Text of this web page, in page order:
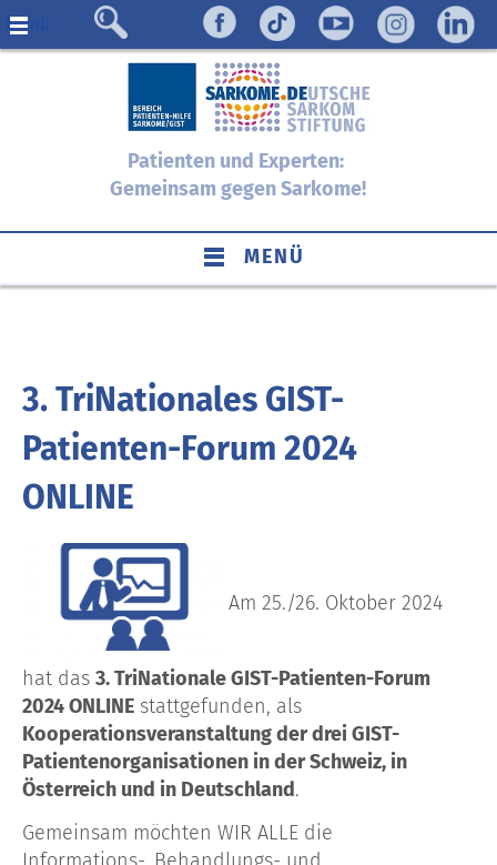
Menü
Patienten und Experten:
Gemeinsam gegen Sarkome!
MENÜ
3. TriNationales GIST-
Patienten-Forum 2024
ONLINE
Am 25./26. Oktober 2024
hat das 3. TriNationale GIST-Patienten-Forum
2024 ONLINE stattgefunden, als
Kooperationsveranstaltung der drei GIST-
Patientenorganisationen in der Schweiz, in
Österreich und in Deutschland.
Gemeinsam möchten WIR ALLE die
Informations-, Behandlungs- und